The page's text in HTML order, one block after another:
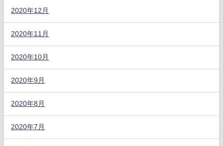
2020年12月
2020年11月
2020年10月
2020年9月
2020年8月
2020年7月